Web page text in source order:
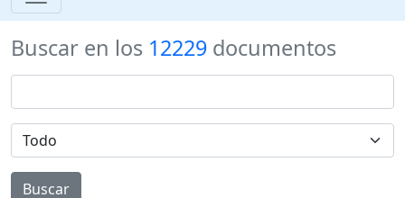
Buscar en los 12229 documentos